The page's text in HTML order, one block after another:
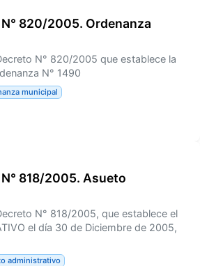
820/2005. Ordenanza
N° 820/2005 que establece la
N° 1490
municipal
818/2005. Asueto
N° 818/2005, que establece el
el día 30 de Diciembre de 2005,
administrativo